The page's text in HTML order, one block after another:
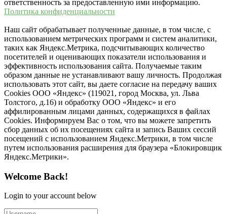
ответственность за предоставленную ими информацию.
Политика конфиденциальности
Наш сайт обрабатывает полученные данные, в том числе, с
использованием метрических программ и систем аналитики,
таких как Яндекс.Метрика, подсчитывающих количество
посетителей и оценивающих показатели использования и
эффективность использования сайта. Получаемые таким
образом данные не устанавливают вашу личность. Продолжая
использовать этот сайт, вы даете согласие на передачу ваших
Cookies ООО «Яндекс» (119021, город Москва, ул. Льва
Толстого, д.16) и обработку ООО «Яндекс» и его
аффилированным лицами данных, содержащихся в файлах
Cookies. Информируем Вас о том, что вы можете запретить
сбор данных об их посещениях сайта и запись Ваших сессий
посещений с использованием Яндекс.Метрики, в том числе
путем использования расширения для браузера «Блокировщик
Яндекс.Метрики».
Welcome Back!
Login to your account below